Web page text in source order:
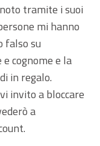
tramite i suoi
mi hanno
falso su
cognome e la
in regalo.
invito a bloccare
a